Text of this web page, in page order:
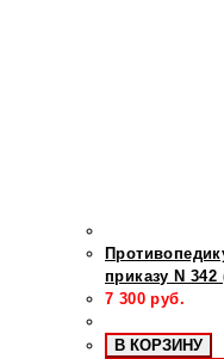
приказу N
7 300 руб.
В КОРЗИНУ